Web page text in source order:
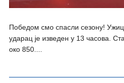
Победом смо спасли сезону!
ударац је изведен у 13 часова.
око 850....